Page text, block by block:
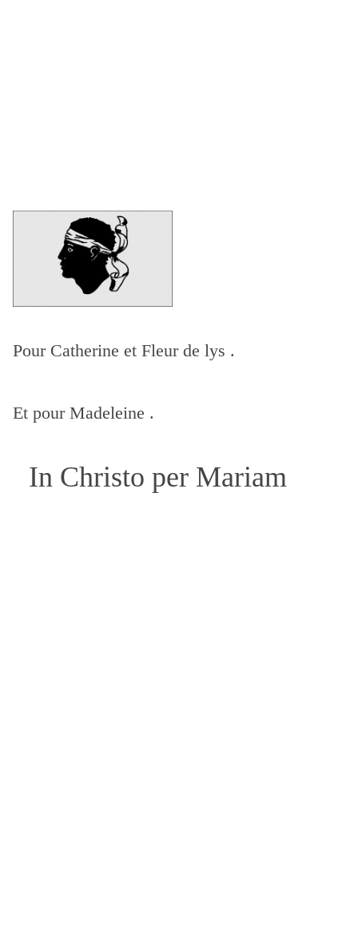
Pour Catherine et Fleur de lys .
Et pour Madeleine .
In Christo per Mariam